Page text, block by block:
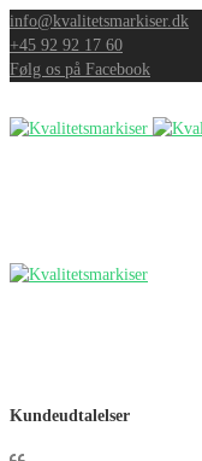
info@kvalitetsmarkiser.dk
+45 92 92 17 60
Følg os på Facebook
Kundeudtalelser